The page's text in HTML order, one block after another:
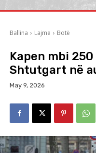
Ballina Lajme Botë
Kapen mbi
Shtutgart në
May 9, 2026